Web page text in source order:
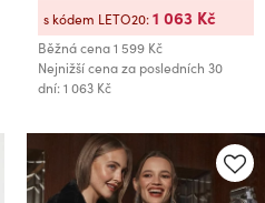
Běžná cena1 599 Kč
Nejnižší cena za posledních 30
dní: 1 063 Kč
s kódem LETO20:1 063 Kč